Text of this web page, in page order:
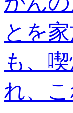
とを
も、
れ、